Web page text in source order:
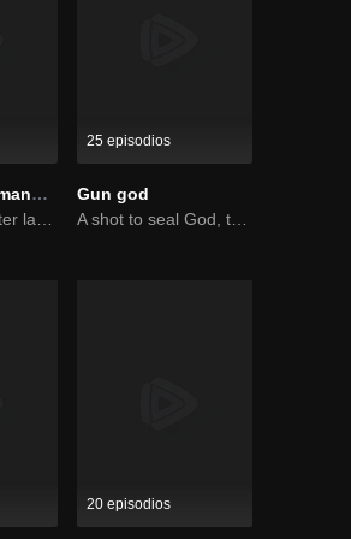
Lleva a mi hermano lejos
25 episodios
Gun god
20 episodios